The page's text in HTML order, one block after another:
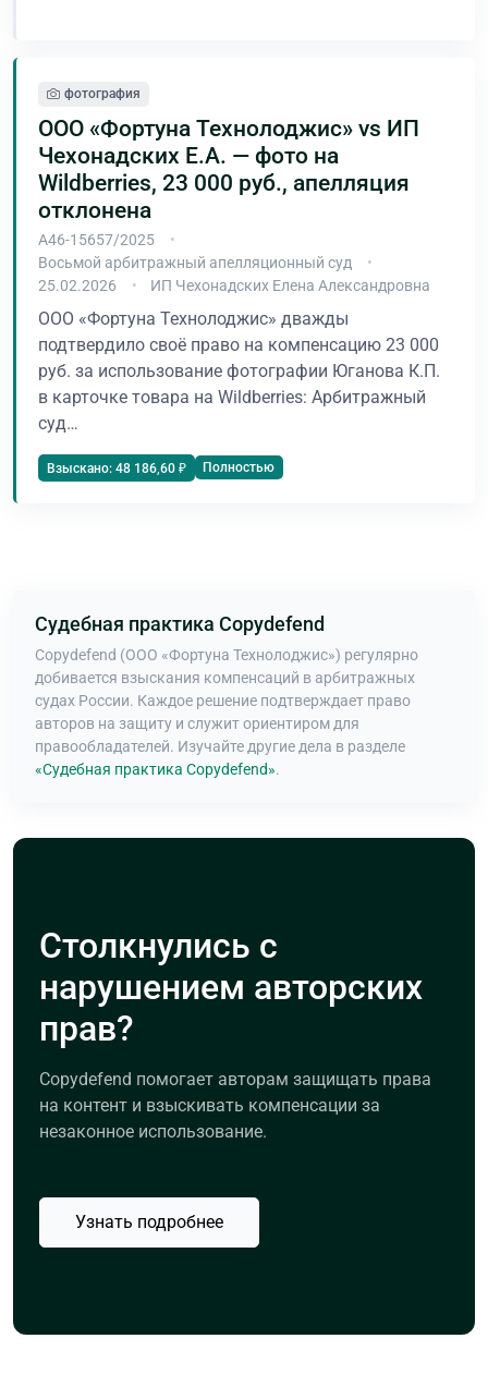
фотография
ООО «Фортуна Технолоджис» vs ИП
Чехонадских Е.А. — фото на
Wildberries, 23 000 руб., апелляция
отклонена
А46-15657/2025
Восьмой арбитражный апелляционный суд
25.02.2026
ИП Чехонадских Елена Александровна
ООО «Фортуна Технолоджис» дважды
подтвердило своё право на компенсацию 23 000
руб. за использование фотографии Юганова К.П.
в карточке товара на Wildberries: Арбитражный
суд…
Взыскано: 48 186,60 ₽ Полностью
Судебная практика Copydefend
Copydefend (ООО «Фортуна Технолоджис») регулярно
добивается взыскания компенсаций в арбитражных
судах России. Каждое решение подтверждает право
авторов на защиту и служит ориентиром для
правообладателей. Изучайте другие дела в разделе
«Судебная практика Copydefend».
Столкнулись с
нарушением авторских
прав?
Copydefend помогает авторам защищать права
на контент и взыскивать компенсации за
незаконное использование.
Узнать подробнее